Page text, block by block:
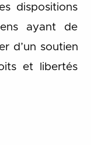
dispositions
ayant de
d’un soutien
et libertés